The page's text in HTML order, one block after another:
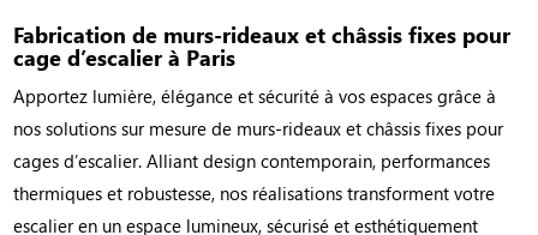
Fabrication de murs-rideaux et châssis fixes pour
cage d’escalier à Paris
Apportez lumière, élégance et sécurité à vos espaces grâce à
nos solutions sur mesure de murs-rideaux et châssis fixes pour
cages d’escalier. Alliant design contemporain, performances
thermiques et robustesse, nos réalisations transforment votre
escalier en un espace lumineux, sécurisé et esthétiquement